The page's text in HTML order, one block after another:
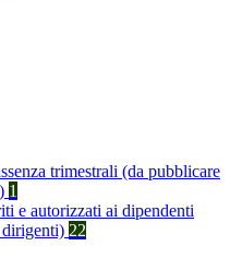
trimestrali (da pubblicare
1
e autorizzati ai dipendenti
22